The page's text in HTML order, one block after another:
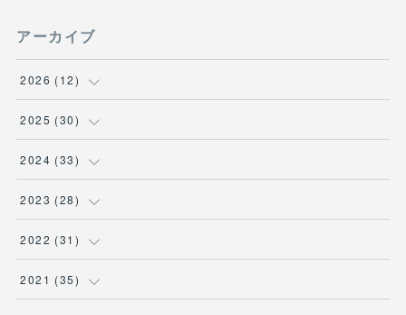
アーカイブ
2026 (12)
(3)
(1)
(2)
( 1 )
2025 (30)
(5)
(3)
(2 )
( 4)
2024 (33)
(5)
(1 )
(2)
2023 (28)
(3 )
(2)
2022 (31 )
(1)
2021 (35)